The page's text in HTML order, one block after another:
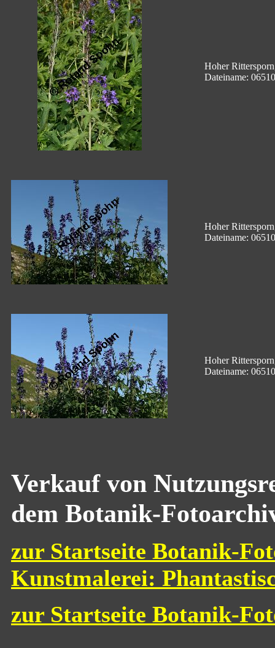
Hoher
Dateiname:
Hoher
Dateiname:
Hoher
Dateiname:
Verkauf von
dem Botanik-
zur Startseite Botanik-
Kunstmalerei:
zur Startseite Botanik-